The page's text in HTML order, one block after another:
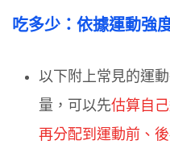
吃多少：依據運動強
以下附上常見的運
量，可以先估算自
再分配到運動前、後